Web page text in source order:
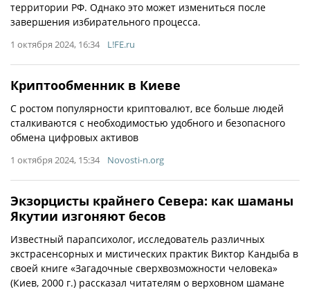
территории РФ. Однако это может измениться после
завершения избирательного процесса.
1 октября 2024, 16:34 L!FE.ru
Криптообменник в Киеве
С ростом популярности криптовалют, все больше людей
сталкиваются с необходимостью удобного и безопасного
обмена цифровых активов
1 октября 2024, 15:34 Novosti-n.org
Экзорцисты крайнего Севера: как шаманы
Якутии изгоняют бесов
Известный парапсихолог, исследователь различных
экстрасенсорных и мистических практик Виктор Кандыба в
своей книге «Загадочные сверхвозможности человека»
(Киев, 2000 г.) рассказал читателям о верховном шамане